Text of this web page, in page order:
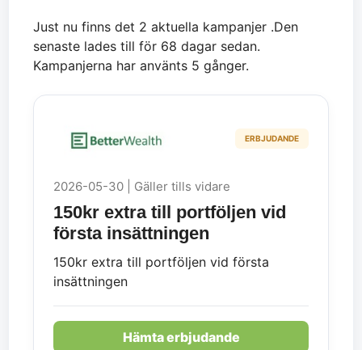
Just nu finns det 2 aktuella kampanjer .Den
senaste lades till för 68 dagar sedan.
Kampanjerna har använts 5 gånger.
ERBJUDANDE
2026-05-30 | Gäller tills vidare
150kr extra till portföljen vid
första insättningen
150kr extra till portföljen vid första
insättningen
Hämta erbjudande